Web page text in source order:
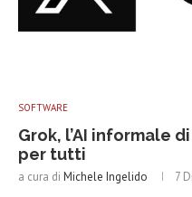
SOFTWARE
Grok, l’AI informale
per tutti
a cura di Michele Ingelido 7